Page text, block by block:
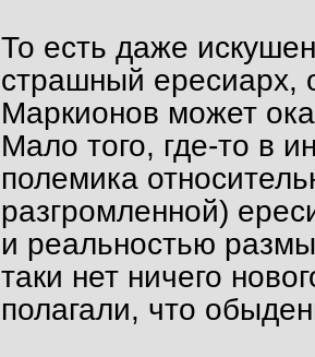
То есть даже
страшный ересиарх,
Маркионов может
Мало того, где-то в
полемика
разгромленной)
и реальностью
таки нет ничего
полагали, что